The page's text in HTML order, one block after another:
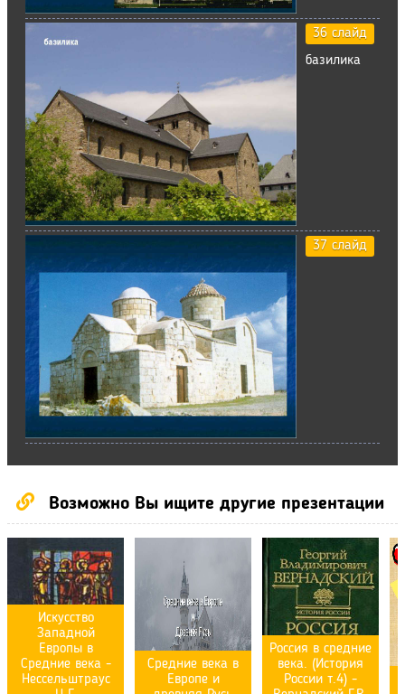
36 слайд
базилика
37 слайд
Возможно Вы ищите другие презентации
Искусство
Западной
Европы в
Средние века -
Нессельштраус
Средние века в
Европе и
Россия в средние
века. (История
России т.4) -